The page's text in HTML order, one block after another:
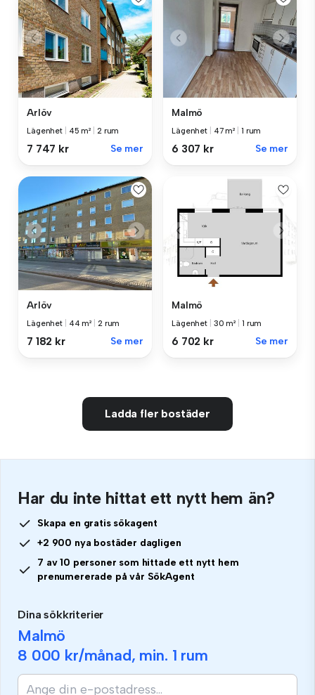
Arlöv
Lägenhet 45 m² 2 rum
7 747 kr Se mer
Malmö
Lägenhet 47 m² 1 rum
6 307 kr Se mer
Arlöv
Lägenhet 44 m² 2 rum
7 182 kr Se mer
Malmö
Lägenhet 30 m² 1 rum
6 702 kr Se mer
Ladda fler bostäder
Har du inte hittat ett nytt hem än?
Skapa en gratis sökagent
+2 900 nya bostäder dagligen
7 av 10 personer som hittade ett nytt hem
prenumererade på vår SökAgent
Dina sökkriterier
Malmö
8 000 kr/månad, min. 1 rum